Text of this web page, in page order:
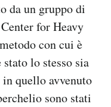
da un gruppo di
for Heavy
con cui è
lo stesso sia
quello avvenuto
sono stati